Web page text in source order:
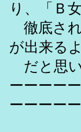
り、「Ｂ
徹底され
が出来る
だと思い
ーーーー
ーーーー